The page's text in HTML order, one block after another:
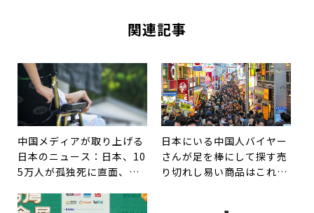
関連記事
中国メディアが取り上げる
日本のニュース：日本、10
5万人が孤独死に直面、大
日本にいる中国人バイヤー
さんが足を棒にして探す売
り切れし易い商品はこれ